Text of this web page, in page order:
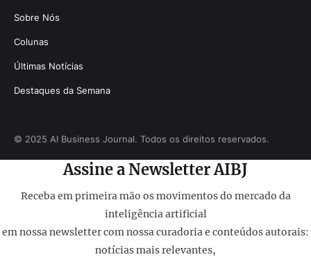
Sobre Nós
Colunas
Últimas Notícias
Destaques da Semana
© 2025 AI Business Journal. Todos os direitos reservados.
Assine a Newsletter AIBJ
Receba em primeira mão os movimentos do mercado da
inteligência artificial
em nossa newsletter com nossa curadoria e conteúdos autorais:
notícias mais relevantes,